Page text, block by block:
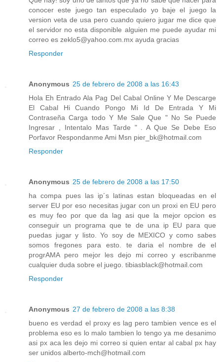
conocer este juego tan especulado yo baje el juego la
version veta de usa pero cuando quiero jugar me dice que
el servidor no esta disponible alguien me puede ayudar mi
correo es zeklo5@yahoo.com.mx ayuda gracias
Responder
Anonymous 25 de febrero de 2008 a las 16:43
Hola Eh Entrado Ala Pag Del Cabal Online Y Me Descarge
El Cabal Hi Cuando Pongo Mi Id De Entrada Y Mi
Contraseña Carga todo Y Me Sale Que " No Se Puede
Ingresar , Intentalo Mas Tarde " . A Que Se Debe Eso
Porfavor Respondanme Ami Msn pier_bk@hotmail.com
Responder
Anonymous 25 de febrero de 2008 a las 17:50
ha compa pues las ip´s latinas estan bloqueadas en el
server EU por eso necesitas jugar con un proxi en EU pero
es muy feo por que da lag asi que la mejor opcion es
conseguir un programa que te de una ip EU para que
puedas jugar y listo. Yo soy de MEXICO y como sabes
somos fregones para esto. te daria el nombre de el
progrAMA pero mejor les dejo mi correo y escribanme
cualquier duda sobre el juego. tibiasblack@hotmail.com
Responder
Anonymous 27 de febrero de 2008 a las 8:38
bueno es verdad el proxy es lag pero tambien vence es el
problema eso es lo malo tambien lo tengo ya me desanimo
asi px aca les dejo mi correo si quien entar al cabal px hay
ser unidos alberto-mch@hotmail.com